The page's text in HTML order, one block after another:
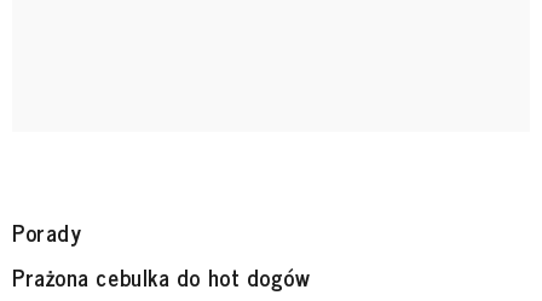
Porady
Prażona cebulka do hot dogów